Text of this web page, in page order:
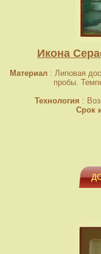
Икона
Материал : Липовая
пробы.
Технология :
Срок